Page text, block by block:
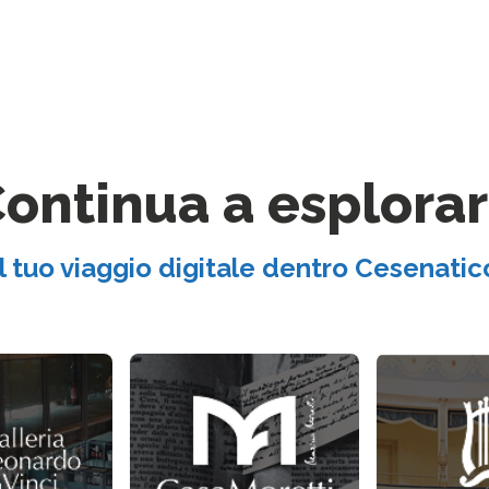
a
tuo viaggio digitale dentro